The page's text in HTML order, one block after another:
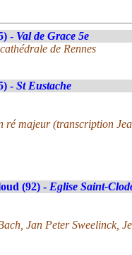
- Val de Grace 5e
de Rennes
- St Eustache
ré majeur (transcription
(92) - Eglise Saint-
Jan Peter Sweelinck,